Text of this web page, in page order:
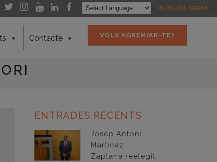
BLOG DEL GREMI
VOLS AGREMIAR-TE?
Contacte
ENTRADES RECENTS
Josep Antoni
Martínez
Zaplana reelegit